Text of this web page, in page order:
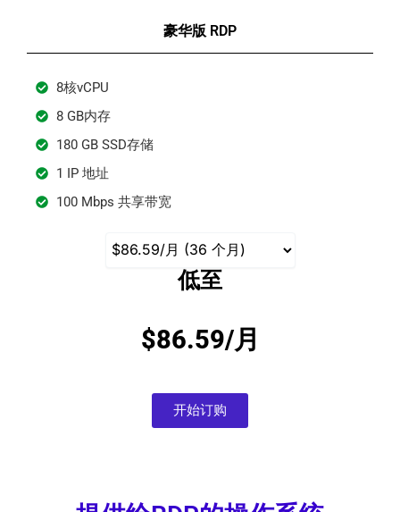
豪华版 RDP
8核vCPU
8 GB内存
180 GB SSD存储
1 IP 地址
100 Mbps 共享带宽
低至
$86.59/月
开始订购